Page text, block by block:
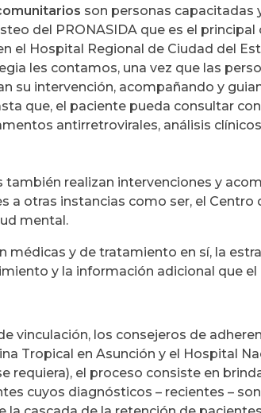
son personas capacitadas
del PRONASIDA que es el
el Hospital Regional de Ciudad del
les contamos, una vez que las
su intervención, acompañando y
que, el paciente pueda consultar
antirretrovirales, análisis
realizan intervenciones y
a otras instancias como ser, el Centro
mental.
médicas y de tratamiento en sí, la
y la información adicional que
vinculación, los consejeros de
Tropical en Asunción y el Hospital
requiera), el proceso consiste en
cuyos diagnósticos – recientes –